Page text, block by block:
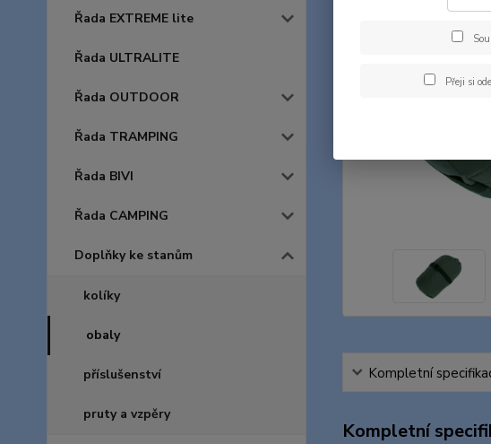
Řada EXTREME lite
Řada ULTRALITE
Řada OUTDOOR
Řada TRAMPING
Řada BIVI
Řada CAMPING
Doplňky ke stanům
kolíky
obaly
příslušenství
pruty a vzpěry
Kompletní
Kompletní
Přeji si